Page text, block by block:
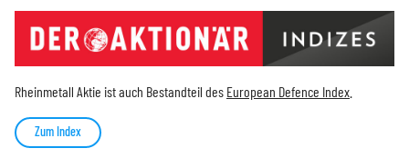
Rheinmetall Aktie ist auch Bestandteil des European Defence Index
Zum Index